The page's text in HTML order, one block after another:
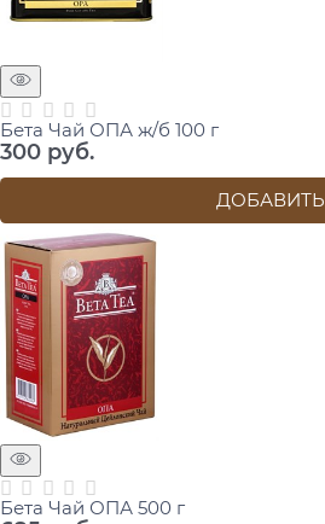
Бета Чай ОПА ж/б 100 г
300 руб.
ДОБАВИТЬ
Бета Чай ОПА 500 г